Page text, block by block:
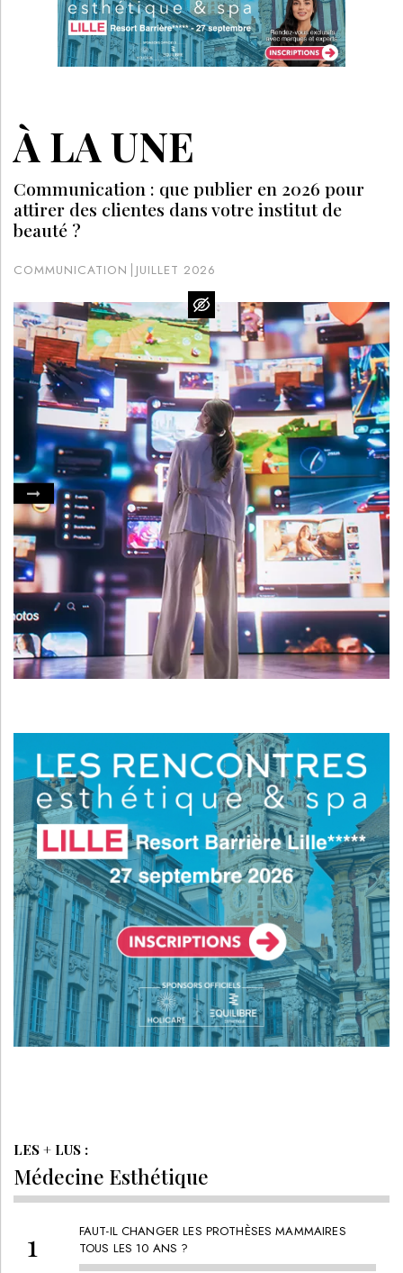
À LA UNE
Communication : que publier en 2026 pour
attirer des clientes dans votre institut de
beauté ?
COMMUNICATION JUILLET 2026
LES + LUS :
Médecine Esthétique
FAUT-IL CHANGER LES PROTHÈSES MAMMAIRES
TOUS LES 10 ANS ?